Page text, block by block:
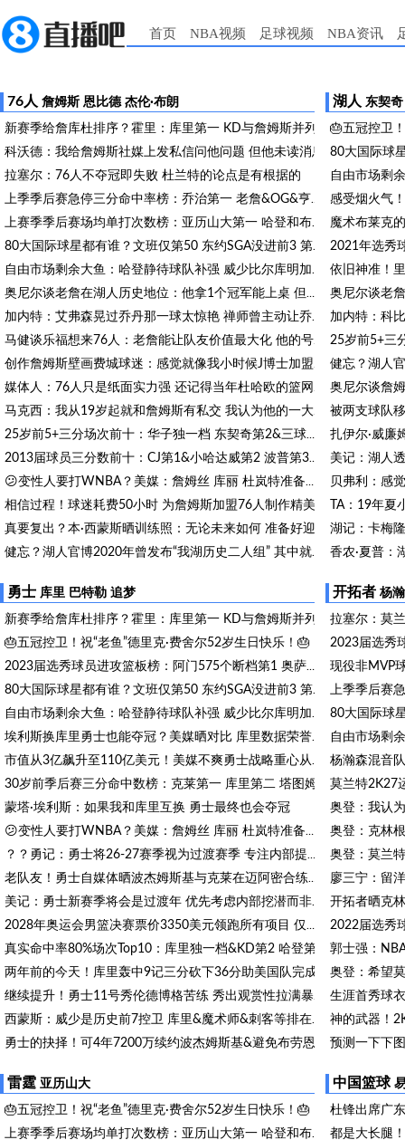
首页 NBA视频 足球视频 NBA资讯
76人 詹姆斯 恩比德 杰伦·布朗
新赛季给詹库杜排序？霍里：库里第一 KD与詹姆斯并列
科沃德：我给詹姆斯社媒上发私信问他问题 但他未读消息
拉塞尔：76人不夺冠即失败 杜兰特的论点是有根据的
上季季后赛急停三分命中率榜：乔治第一 老詹&OG&亨德森并列第二
上赛季季后赛场均单打次数榜：亚历山大第一 哈登和布朗并列第三
80大国际球星都有谁？文班仅第50 东约SGA没进前3 第1桃李满天下
自由市场剩余大鱼：哈登静待球队补强 威少比尔库明加何时落地？
奥尼尔谈老詹在湖人历史地位：他拿1个冠军能上桌 但坐不了中间位
加内特：艾弗森晃过乔丹那一球太惊艳 禅师曾主动让乔丹换防他
25岁前5+三分场次前十：华子独一档 东契奇第2&三球第3&吹杨第4
2013届球员三分数前十：CJ第1&小哈达威第2 波普第3&施罗德第4
😕变性人要打WNBA？美媒：詹姆丝 库丽 杜岚特准备统治比赛？
健忘？湖人官博2020年曾发布“我湖历史二人组” 其中就包含詹眉
湖人 东契奇
🎂五冠控卫
美记：湖人
勇士 库里 巴特勒 追梦
新赛季给詹库杜排序？霍里：库里第一 KD与詹姆斯并列
🎂五冠控卫！祝“老鱼”德里克·费舍尔52岁生日快乐！🎂
2023届选秀球员进攻篮板榜：阿门575个断档第1 奥萨尔第3 文班第4
80大国际球星都有谁？文班仅第50 东约SGA没进前3 第1桃李满天下
自由市场剩余大鱼：哈登静待球队补强 威少比尔库明加何时落地？
埃利斯换库里勇士也能夺冠？美媒晒对比 库里数据荣誉全包围碾压
市值从3亿飙升至110亿美元！美媒不爽勇士战略重心从库里身上转移
蒙塔·埃利斯：如果我和库里互换 勇士最终也会夺冠
😕变性人要打WNBA？美媒：詹姆丝 库丽 杜岚特准备统治比赛？
？？勇记：勇士将26-27赛季视为过渡赛季 专注内部提升而非引援
老队友！勇士自媒体晒波杰姆斯基与克莱在迈阿密合练照片
美记：勇士新赛季将会是过渡年 优先考虑内部挖潜而非引援
2028年奥运会男篮决赛票价3350美元领跑所有项目 仅次于开闭幕式
西蒙斯：威少是历史前7控卫 库里&魔术师&刺客等排在他前面
开拓者 杨
杨瀚森混音
奥登：我认
奥登：希望
预测一下下
雷霆 亚历山大
🎂五冠控卫！祝“老鱼”德里克·费舍尔52岁生日快乐！🎂
上赛季季后赛场均单打次数榜：亚历山大第一 哈登和布朗并列第三
中国篮球